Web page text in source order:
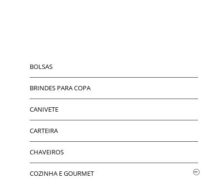
BOLSAS
BRINDES PARA COPA
CANIVETE
CARTEIRA
CHAVEIROS
COZINHA E GOURMET